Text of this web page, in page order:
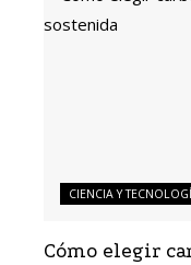
CIENCIA Y
Cómo elegir